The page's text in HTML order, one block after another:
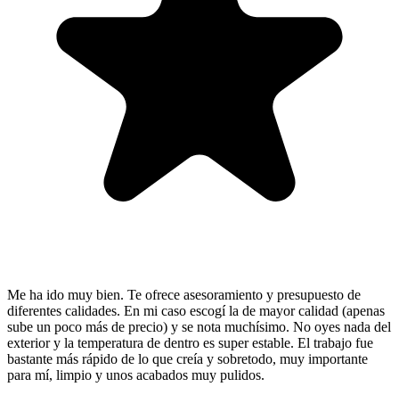
Me ha ido muy bien. Te ofrece asesoramiento y presupuesto de
diferentes calidades. En mi caso escogí la de mayor calidad (apenas
sube un poco más de precio) y se nota muchísimo. No oyes nada del
exterior y la temperatura de dentro es super estable. El trabajo fue
bastante más rápido de lo que creía y sobretodo, muy importante
para mí, limpio y unos acabados muy pulidos.